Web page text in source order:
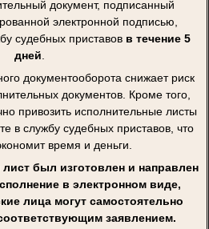
документ, подписанный
электронной подписью,
судебных приставов в течение 5
дней
документооборота снижает риск
документов. Кроме того,
привозить исполнительные листы
в службу судебных приставов, что
время и деньги.
был изготовлен и направлен
в электронном виде,
лица могут самостоятельно
заявлением.